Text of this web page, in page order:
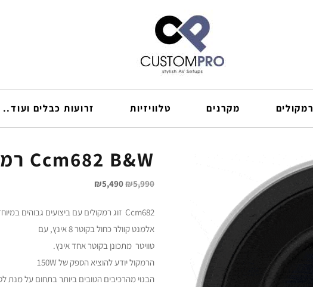
רמקולים מקרנים טלוויזיות זרועות כבלים ועוד..
Ccm682 B&W רמקולים שקועים
₪5,990
₪5,490
Ccm682 זוג רמקולים עם ביצועים גבוהים במיוחד .
אלמנט קוולר כחול בקוטר 8 אינץ, עם
טוויטר מתכונן בקוטר אחד אינץ.
הרמקול יודע להוציא הספק של 150W
הבנוי מהרכיבים הטובים ביותר בתחום על מנת